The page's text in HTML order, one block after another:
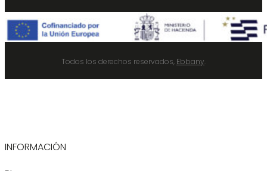
Todos los derechos reservados, Ebbany.
INFORMACIÓN